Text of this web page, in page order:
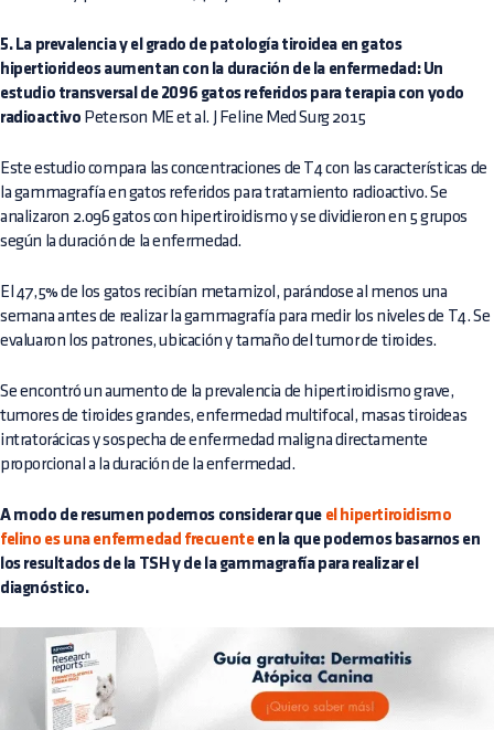
5. La prevalencia y el grado de patología tiroidea en gatos
hipertiorideos aumentan con la duración de la enfermedad: Un
estudio transversal de 2096 gatos referidos para terapia con yodo
radioactivo Peterson ME et al. J Feline Med Surg 2015
Este estudio compara las concentraciones de T4 con las características de
la gammagrafía en gatos referidos para tratamiento radioactivo. Se
analizaron 2.096 gatos con hipertiroidismo y se dividieron en 5 grupos
según la duración de la enfermedad.
El 47,5% de los gatos recibían metamizol, parándose al menos una
semana antes de realizar la gammagrafía para medir los niveles de T4. Se
evaluaron los patrones, ubicación y tamaño del tumor de tiroides.
Se encontró un aumento de la prevalencia de hipertiroidismo grave,
tumores de tiroides grandes, enfermedad multifocal, masas tiroideas
intratorácicas y sospecha de enfermedad maligna directamente
proporcional a la duración de la enfermedad.
A modo de resumen podemos considerar que el hipertiroidismo
felino es una enfermedad frecuenteen la que podemos basarnos en
los resultados de la TSH y de la gammagrafía para realizar el
diagnóstico.